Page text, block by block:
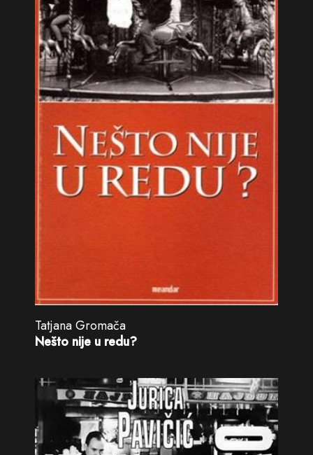
Tatjana Gromača
Nešto nije u redu?